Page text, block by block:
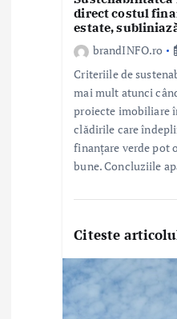
direct costul
estate,
brandINFO.ro
Criteriile de
mai mult atunci
proiecte imobiliare
clădirile care
finanțare verde pot
bune. Concluziile
Citeste